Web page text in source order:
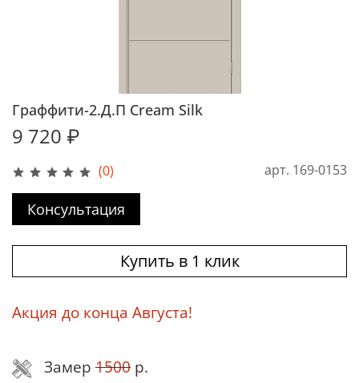
(0) арт. 169-0153
Граффити-2.Д.П Cream Silk
9 720 ₽
Консультация
Купить в 1 клик
Акция до конца Августа!
Замер 1500 р.